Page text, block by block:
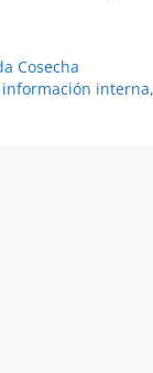
Cosecha
información interna,